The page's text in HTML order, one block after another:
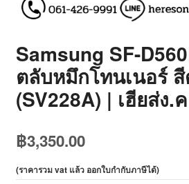
Samsung SF-
ตลับหมึกโทนเนอร์
(SV228A) | เฮียส่ง.
฿3,350.00
(ราคารวม vat แล้ว ออกใบกำกับภาษีได้)